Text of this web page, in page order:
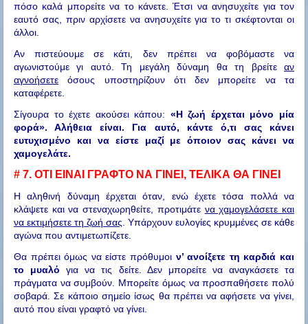
πόσο καλά μπορείτε να το κάνετε. Έτσι να ανησυχείτε για τον
εαυτό σας, πριν αρχίσετε να ανησυχείτε για το τι σκέφτονται οι
άλλοι.
Αν πιστεύουμε σε κάτι, δεν πρέπει να φοβόμαστε να
αγωνιστούμε γι αυτό. Τη μεγάλη δύναμη θα τη βρείτε αν
αγνοήσετε όσους υποστηρίζουν ότι δεν μπορείτε να τα
καταφέρετε.
Σίγουρα το έχετε ακούσει κάπου: «Η ζωή έρχεται μόνο μία
φορά». Αλήθεια είναι. Για αυτό, κάντε ό,τι σας κάνει
ευτυχισμένο και να είστε μαζί με όποιον σας κάνει να
χαμογελάτε.
# 7. ΟΤΙ ΕΙΝΑΙ ΓΡΑΦΤΟ ΝΑ ΓΙΝΕΙ, ΤΕΛΙΚΑ ΘΑ ΓΙΝΕΙ
Η αληθινή δύναμη έρχεται όταν, ενώ έχετε τόσα πολλά να
κλάψετε και να στεναχωρηθείτε, προτιμάτε να χαμογελάσετε και
να εκτιμήσετε τη ζωή σας . Υπάρχουν ευλογίες κρυμμένες σε κάθε
αγώνα που αντιμετωπίζετε.
Θα πρέπει όμως να είστε πρόθυμοι ν’ ανοίξετε τη καρδιά και
το μυαλό για να τις δείτε. Δεν μπορείτε να αναγκάσετε τα
πράγματα να συμβούν. Μπορείτε όμως να προσπαθήσετε πολύ
σοβαρά. Σε κάποιο σημείο ίσως θα πρέπει να αφήσετε να γίνει,
αυτό που είναι γραφτό να γίνει.